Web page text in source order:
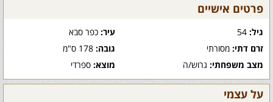
פרטים אישיים
גיל: עיר:כפר סבא
זרם דתי: מסורתי גובה:178 ס"מ
מצב משפחתי: גרוש/ה מוצא:ספרדי
על עצמי